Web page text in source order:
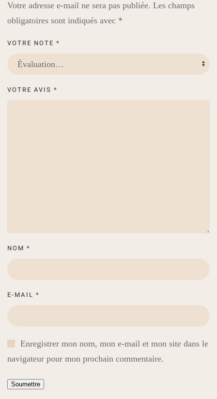
Votre adresse e-mail ne sera pas publiée. Les champs
obligatoires sont indiqués avec *
VOTRE NOTE *
VOTRE AVIS *
NOM *
E-MAIL *
Enregistrer mon nom, mon e-mail et mon site dans le
navigateur pour mon prochain commentaire.